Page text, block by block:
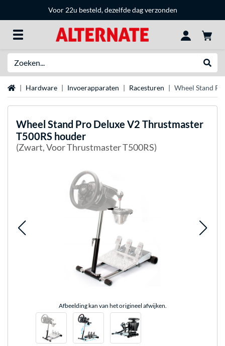
Voor 22u besteld, dezelfde dag verzonden
Home Hardware Invoerapparaten Racesturen Wheel Stand
Wheel Stand Pro Deluxe V2 Thrustmaster
T500RS houder
(Zwart, Voor Thrustmaster T500RS)
Afbeelding kan van het origineel afwijken.